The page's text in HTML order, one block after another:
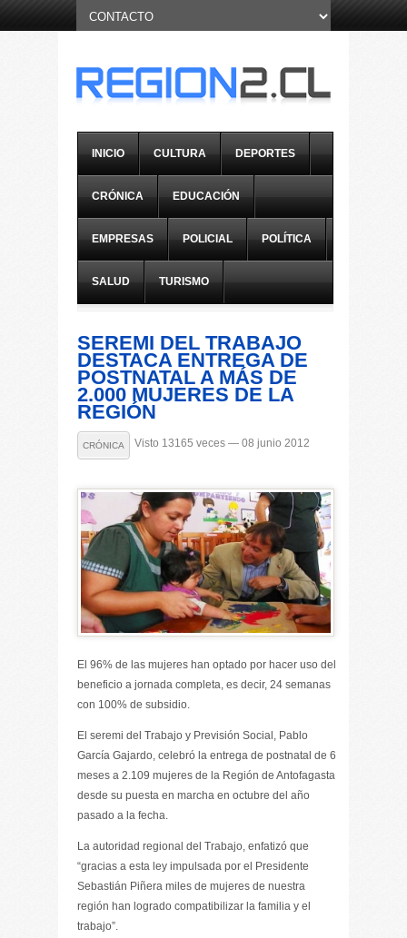
INICIO CULTURA DEPORTES
CRÓNICA EDUCACIÓN
EMPRESAS POLICIAL POLÍTICA
SALUD TURISMO
SEREMI DEL TRABAJO
DESTACA ENTREGA DE
POSTNATAL A MÁS DE
2.000 MUJERES DE LA
REGIÓN
CRÓNICA Visto 13165 veces — 08 junio 2012
El 96% de las mujeres han optado por hacer uso del
beneficio a jornada completa, es decir, 24 semanas
con 100% de subsidio.
El seremi del Trabajo y Previsión Social, Pablo
García Gajardo, celebró la entrega de postnatal de 6
meses a 2.109 mujeres de la Región de Antofagasta
desde su puesta en marcha en octubre del año
pasado a la fecha.
La autoridad regional del Trabajo, enfatizó que
“gracias a esta ley impulsada por el Presidente
Sebastián Piñera miles de mujeres de nuestra
región han logrado compatibilizar la familia y el
trabajo”.